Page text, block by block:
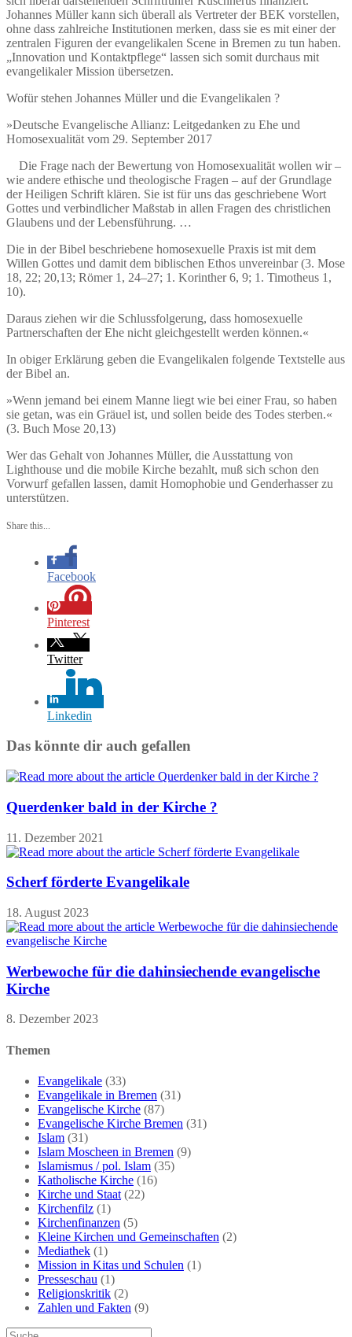
Johannes Müller kann sich überall als Vertreter der BEK vorstellen,
ohne dass zahlreiche Institutionen merken, dass sie es mit einer der
zentralen Figuren der evangelikalen Scene in Bremen zu tun haben.
„Innovation und Kontaktpflege“ lassen sich somit durchaus mit
evangelikaler Mission übersetzen.
Wofür stehen Johannes Müller und die Evangelikalen ?
»Deutsche Evangelische Allianz: Leitgedanken zu Ehe und
Homosexualität vom 29. September 2017
Die Frage nach der Bewertung von Homosexualität wollen wir –
wie andere ethische und theologische Fragen – auf der Grundlage
der Heiligen Schrift klären. Sie ist für uns das geschriebene Wort
Gottes und verbindlicher Maßstab in allen Fragen des christlichen
Glaubens und der Lebensführung. …
Die in der Bibel beschriebene homosexuelle Praxis ist mit dem
Willen Gottes und damit dem biblischen Ethos unvereinbar (3. Mose
18, 22; 20,13; Römer 1, 24–27; 1. Korinther 6, 9; 1. Timotheus 1,
10).
Daraus ziehen wir die Schlussfolgerung, dass homosexuelle
Partnerschaften der Ehe nicht gleichgestellt werden können.«
In obiger Erklärung geben die Evangelikalen folgende Textstelle aus
der Bibel an.
»Wenn jemand bei einem Manne liegt wie bei einer Frau, so haben
sie getan, was ein Gräuel ist, und sollen beide des Todes sterben.«
(3. Buch Mose 20,13)
Wer das Gehalt von Johannes Müller, die Ausstattung von
Lighthouse und die mobile Kirche bezahlt, muß sich schon den
Vorwurf gefallen lassen, damit Homophobie und Genderhasser zu
unterstützen.
Share this...
Facebook
Pinterest
Twitter
Linkedin
Das könnte dir auch gefallen
Querdenker bald in der Kirche ?
11. Dezember 2021
Scherf förderte Evangelikale
18. August 2023
Werbewoche für die dahinsiechende evangelische
Kirche
8. Dezember 2023
Themen
Evangelikale (33)
Evangelikale in Bremen (31)
Evangelische Kirche (87)
Evangelische Kirche Bremen (31)
Islam (31)
Islam Moscheen in Bremen (9)
Islamismus / pol. Islam (35)
Katholische Kirche (16)
Kirche und Staat (22)
Kirchenfilz (1)
Kirchenfinanzen (5)
Kleine Kirchen und Gemeinschaften (2)
Mediathek (1)
Mission in Kitas und Schulen (1)
Presseschau (1)
Religionskritik (2)
Zahlen und Fakten (9)